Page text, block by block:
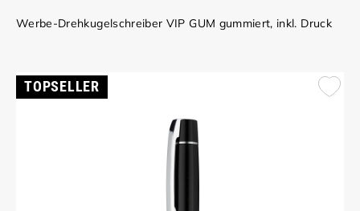
Werbe-Drehkugelschreiber VIP GUM gummiert, inkl. Druck
TOPSELLER